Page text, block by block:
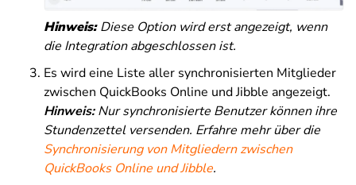
Hinweis:Diese Option wird erst angezeigt, wenn
die Integration abgeschlossen ist.
Es wird eine Liste aller synchronisierten Mitglieder
zwischen QuickBooks Online und Jibble angezeigt.
Hinweis: Nur synchronisierte Benutzer können ihre
Stundenzettel versenden. Erfahre mehr über die
Synchronisierung von Mitgliedern zwischen
QuickBooks Online und Jibble.